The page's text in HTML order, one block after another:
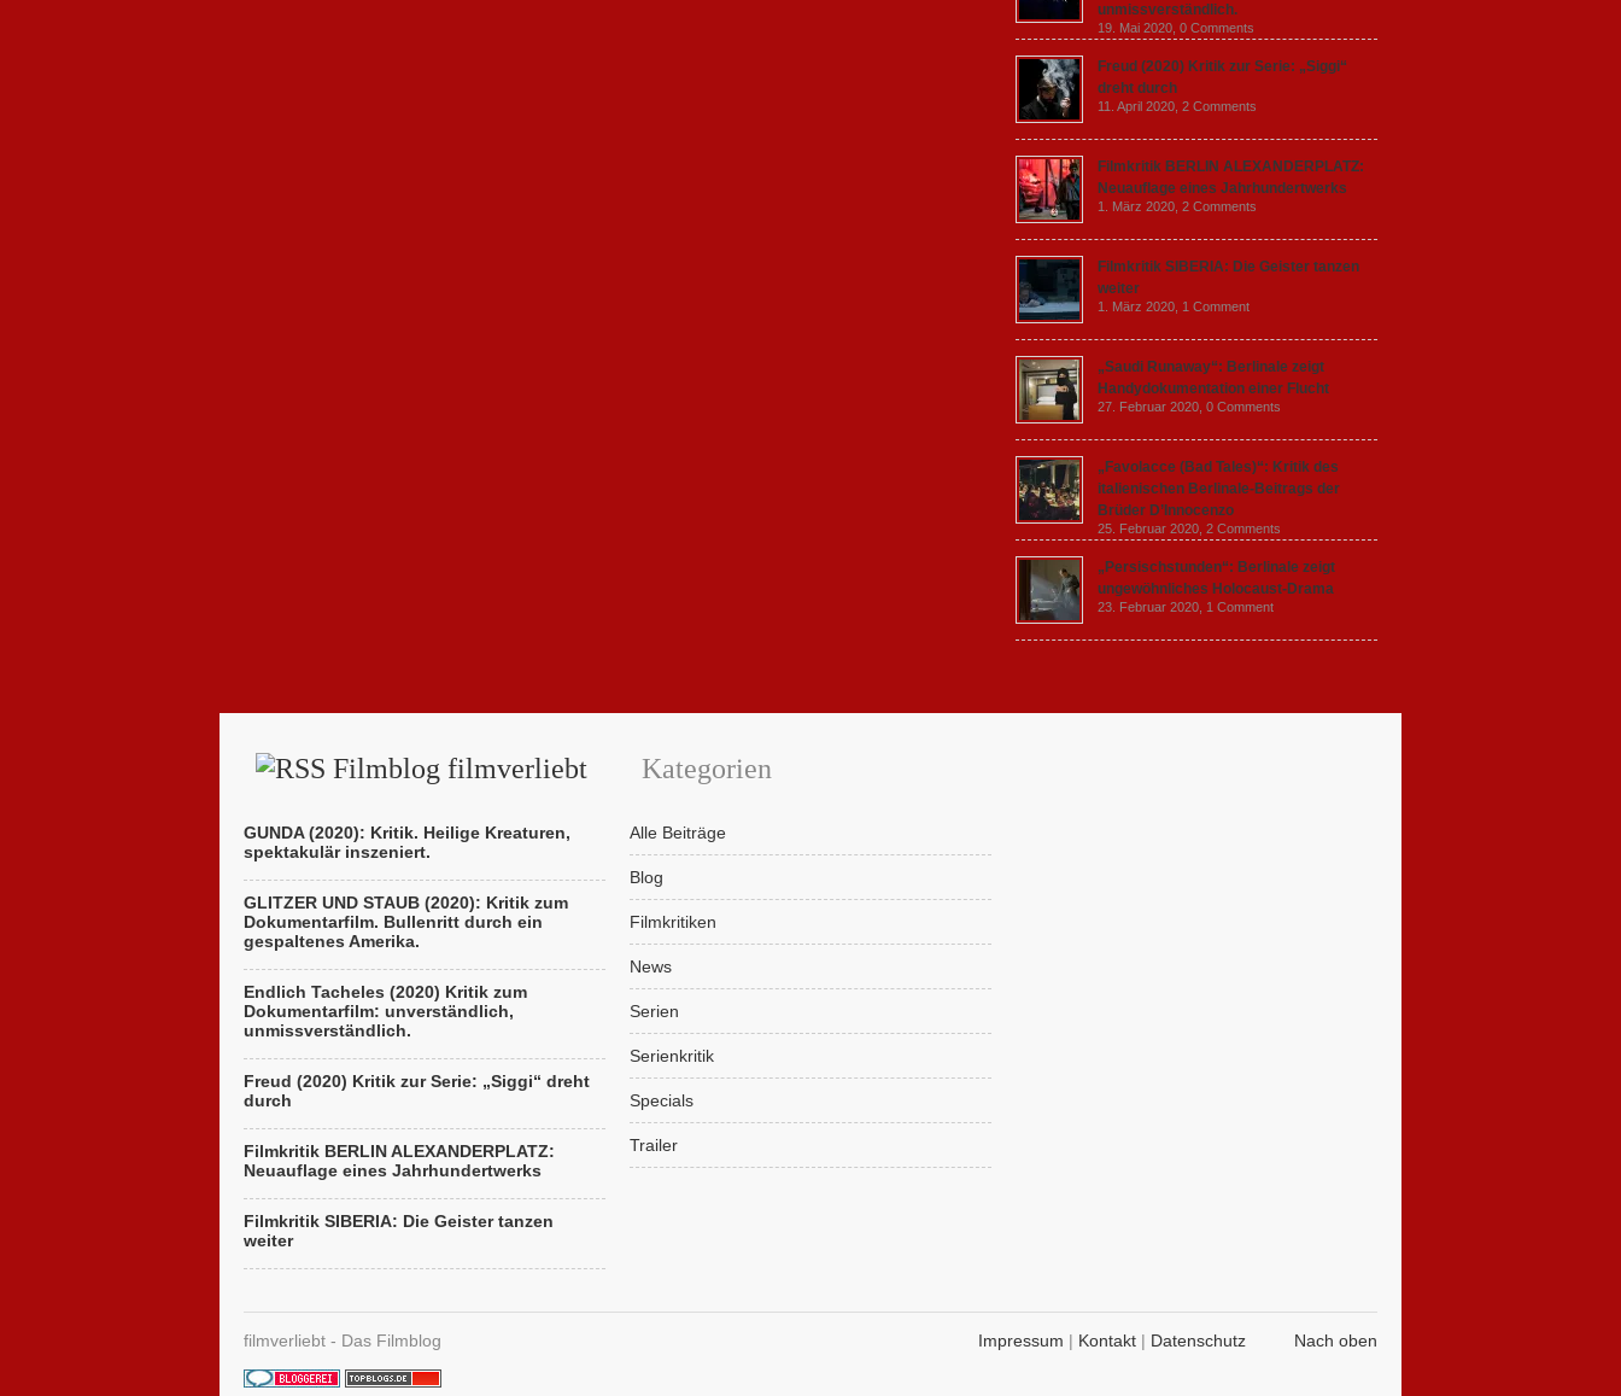
unmissverständlich.
19. Mai 2020, 0 Comments
Freud (2020) Kritik zur Serie: „Siggi“
dreht durch
11. April 2020, 2 Comments
Filmkritik BERLIN ALEXANDERPLATZ:
Neuauflage eines Jahrhundertwerks
1. März 2020, 2 Comments
Filmkritik SIBERIA: Die Geister tanzen
weiter
1. März 2020, 1 Comment
„Saudi Runaway“: Berlinale zeigt
Handydokumentation einer Flucht
27. Februar 2020, 0 Comments
„Favolacce (Bad Tales)“: Kritik des
italienischen Berlinale-Beitrags der
Brüder D’Innocenzo
25. Februar 2020, 2 Comments
„Persischstunden“: Berlinale zeigt
ungewöhnliches Holocaust-Drama
23. Februar 2020, 1 Comment
Filmblog filmverliebt
GUNDA (2020): Kritik. Heilige Kreaturen,
spektakulär inszeniert.
GLITZER UND STAUB (2020): Kritik zum
Dokumentarfilm. Bullenritt durch ein
gespaltenes Amerika.
Endlich Tacheles (2020) Kritik zum
Dokumentarfilm: unverständlich,
unmissverständlich.
Freud (2020) Kritik zur Serie: „Siggi“ dreht
durch
Filmkritik BERLIN ALEXANDERPLATZ:
Neuauflage eines Jahrhundertwerks
Filmkritik SIBERIA: Die Geister tanzen
weiter
Kategorien
Alle Beiträge
Blog
Filmkritiken
News
Serien
Serienkritik
Specials
Trailer
filmverliebt - Das Filmblog Impressum | Kontakt | Datenschutz Nach oben